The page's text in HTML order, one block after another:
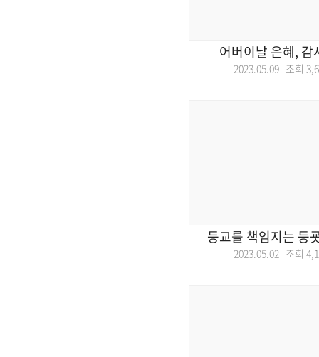
어버이날 은혜, 감
2023.05.09 조회
등교를 책임지는 등
2023.05.02 조회